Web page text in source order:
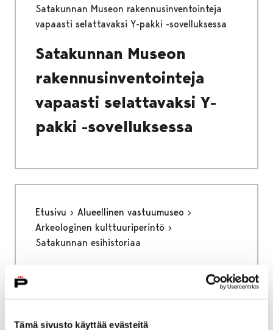
Tämä sivusto käyttää evästeitä
Satakunnan Museon rakennusinventointeja
vapaasti selattavaksi Y-pakki -sovelluksessa
Satakunnan Museon
rakennusinventointeja
vapaasti selattavaksi Y-
pakki -sovelluksessa
Etusivu
Alueellinen vastuumuseo
Arkeologinen kulttuuriperintö
Satakunnan esihistoriaa
Satakunnan esihistoriaa